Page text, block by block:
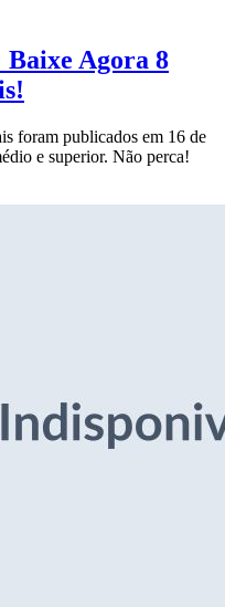
Baixe Agora 8
foram publicados em 16 de
e superior. Não perca!